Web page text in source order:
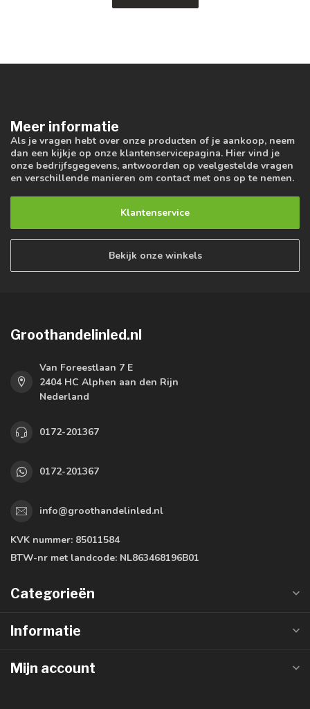
Meer informatie
Als je vragen hebt over onze producten of je aankoop, neem
dan een kijkje op onze klantenservicepagina. Hier vind je
onze bedrijfsgegevens, antwoorden op veelgestelde vragen
en verschillende manieren om contact met ons op te nemen.
Klantenservice
Bekijk onze winkels
Groothandelinled.nl
Van Foreestlaan 7 E
2404 HC Alphen aan den Rijn
Nederland
0172-201367
0172-201367
info@groothandelinled.nl
KVK nummer: 85011584
BTW-nr met landcode: NL863468196B01
Categorieën
Informatie
Mijn account